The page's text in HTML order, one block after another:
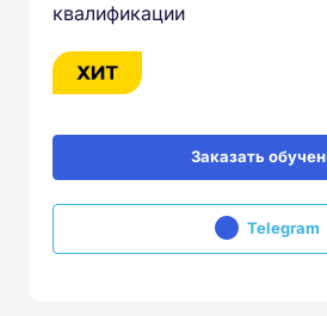
квалификации
Заказать
Telegram